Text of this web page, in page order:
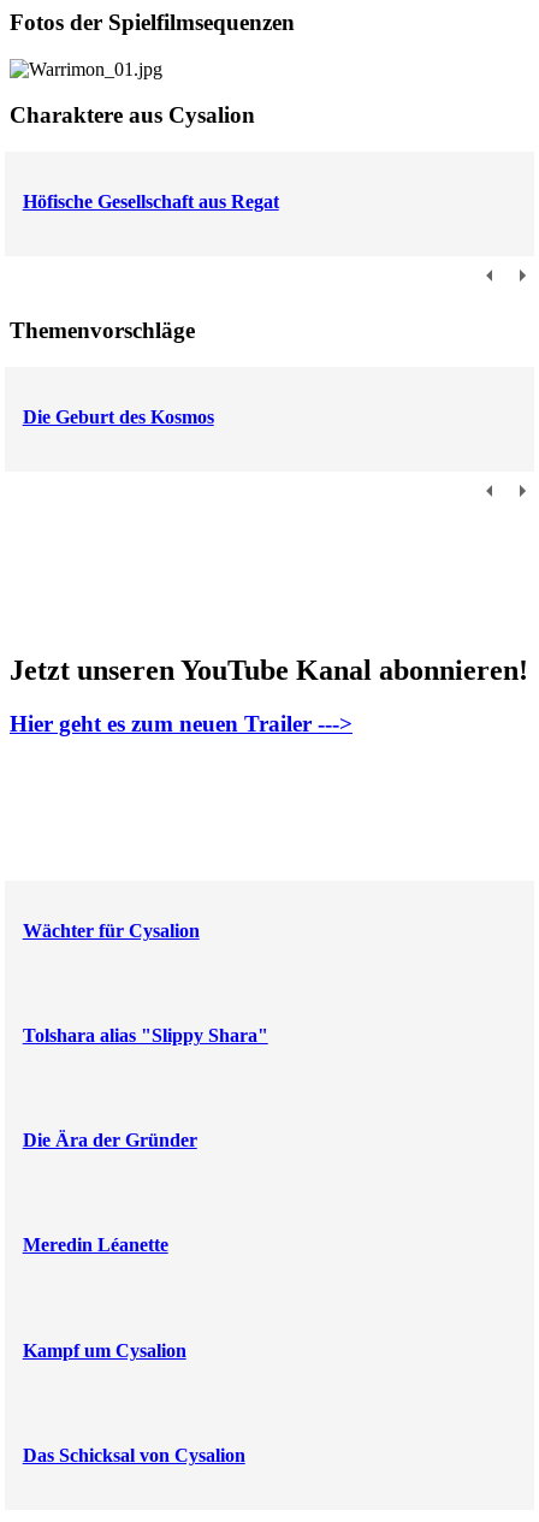
Fotos der Spielfilmsequenzen
Charaktere aus Cysalion
Höfische Gesellschaft aus Regat
Themenvorschläge
Die Geburt des Kosmos
Jetzt unseren YouTube Kanal abonnieren!
Hier geht es zum neuen Trailer --->
Wächter für Cysalion
Tolshara alias "Slippy Shara"
Die Ära der Gründer
Meredin Léanette
Kampf um Cysalion
Das Schicksal von Cysalion